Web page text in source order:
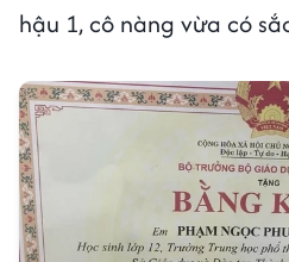
hậu 1, cô nàng vừa có